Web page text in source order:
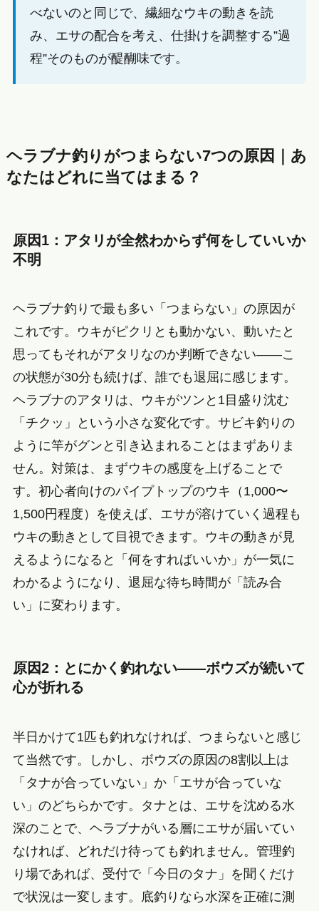
べないのと同じで、繊細なウキの動きを読
み、エサの配合を考え、仕掛けを調整する”過
程”そのものが醍醐味です。
ヘラブナ釣りがつまらない7つの原因｜あ
なたはどれに当てはまる？
原因1：アタリが全然わからず何をしていいか
不明
ヘラブナ釣りで最も多い「つまらない」の原因が
これです。ウキがピクリとも動かない、動いたと
思ってもそれがアタリなのか判断できない——こ
の状態が30分も続けば、誰でも退屈に感じます。
ヘラブナのアタリは、ウキがツンと1目盛り沈む
「チクッ」という小さな変化です。サビキ釣りの
ように竿がグンと引き込まれることはまずありま
せん。対策は、まずウキの感度を上げることで
す。初心者向けのパイプトップのウキ（1,000〜
1,500円程度）を使えば、エサが溶けていく過程も
ウキの動きとして目視できます。ウキの動きが見
えるようになると「何をすればいいか」が一気に
わかるようになり、退屈な待ち時間が「読み合
い」に変わります。
原因2：とにかく釣れない——ボウズが続いて
心が折れる
半日かけて1匹も釣れなければ、つまらないと感じ
て当然です。しかし、ボウズの原因の8割以上は
「タナが合っていない」か「エサが合っていな
い」のどちらかです。タナとは、エサを沈める水
深のことで、ヘラブナがいる層にエサが届いてい
なければ、どれだけ待っても釣れません。管理釣
り場であれば、受付で「今日のタナ」を聞くだけ
で状況は一変します。底釣りなら水深を正確に測